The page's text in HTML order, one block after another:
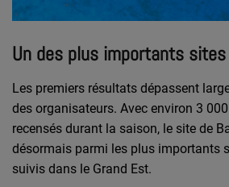
Un des plus importants
Les premiers résultats dépassent
des organisateurs. Avec environ 3
recensés durant la saison, le site de
désormais parmi les plus importants
suivis dans le Grand Est.